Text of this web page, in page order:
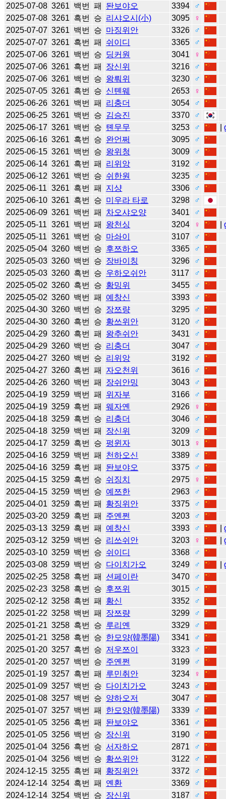
2025-07-08 3261 백번 패 돤보야오 3394
♂
2025-07-08 3261 흑번 승 리샤오시(小) 3095
♀
2025-07-07 3261 백번 승 마징위안 3326
♂
2025-07-07 3261 흑번 패 쉬이디 3365
♂
2025-07-06 3261 백번 승 딩커원 3041
♀
2025-07-06 3261 흑번 패 장신위 3216
♂
2025-07-06 3261 백번 승 왕뤄위 3230
♂
2025-07-05 3261 흑번 승 신톈웨 2653
♀
2025-06-26 3261 백번 패 리충더 3054
♂
2025-06-25 3261 백번 승 김승진 3370
♂
2025-06-17 3261 백번 승 톈무무 3253 ♂ |
2025-06-16 3261 흑번 승 완언쩌 3095
♂
2025-06-15 3261 백번 승 왕위청 3009
♂
2025-06-14 3261 흑번 패 리위앙 3192
♂
2025-06-12 3261 백번 승 쉬한원 3235
♂
2025-06-11 3261 흑번 패 지샹 3306
♂
2025-06-10 3261 흑번 승 미우라 타로 3298
♂
2025-06-09 3261 백번 패 차오샤오양 3401
♂
2025-05-11 3261 백번 패 왕천싱 3204 ♀ |
2025-05-11 3261 백번 승 마솨이 3107
♂
2025-05-04 3260 백번 승 후쯔하오 3365
♂
2025-05-03 3260 백번 승 장바이칭 3296
♂
2025-05-03 3260 흑번 승 우하오쉬안 3117
♂
2025-05-02 3260 흑번 승 황밍위 3455
♂
2025-05-02 3260 백번 패 예창신 3393
♂
2025-04-30 3260 백번 승 장쯔량 3295
♂
2025-04-30 3260 흑번 승 황쓰위안 3120
♂
2025-04-29 3260 흑번 패 왕추쉬안 3431
♂
2025-04-29 3260 백번 승 리충더 3047
♂
2025-04-27 3260 백번 승 리위앙 3192
♂
2025-04-27 3260 흑번 패 자오천위 3616
♂
2025-04-26 3260 백번 패 장쉬안밍 3043
♂
2025-04-19 3259 백번 패 위자부 3166
♂
2025-04-19 3259 흑번 패 웨자옌 2926
♀
2025-04-18 3259 흑번 승 리충더 3046
♂
2025-04-18 3259 백번 패 장신위 3209
♂
2025-04-17 3259 흑번 승 펑윈자 3013
♀
2025-04-16 3259 백번 패 천하오신 3389
♂
2025-04-16 3259 흑번 패 돤보야오 3375
♂
2025-04-15 3259 흑번 승 쉬징치 2975
♀
2025-04-15 3259 백번 승 예쯔한 2963
♂
2025-04-01 3259 흑번 패 황징위안 3375
♂
2025-03-20 3259 흑번 패 주옌쩐 3203
♂
2025-03-13 3259 흑번 패 예창신 3393 ♂ |
2025-03-12 3259 백번 승 리쓰쉬안 3203 ♀ |
2025-03-10 3259 백번 승 쉬이디 3368
♂
2025-03-08 3259 백번 승 다이치가오 3249 ♂ |
2025-02-25 3258 흑번 패 션페이란 3470
♂
2025-02-23 3258 흑번 승 후쯔위 3015
♂
2025-02-12 3258 흑번 패 황신 3352
♂
2025-01-22 3258 백번 패 장쯔량 3299
♂
2025-01-21 3258 흑번 승 루리옌 3329
♂
2025-01-21 3258 흑번 승 한모양(韓墨陽) 3341
♂
2025-01-20 3257 흑번 승 저우쯔이 3323
♂
2025-01-20 3257 백번 승 주옌쩐 3199
♂
2025-01-19 3257 흑번 패 루민취안 3234
♀
2025-01-09 3257 백번 승 다이치가오 3243
♂
2025-01-08 3257 백번 승 양하오저 3047
♂
2025-01-07 3257 백번 패 한모양(韓墨陽) 3339
♂
2025-01-05 3256 흑번 패 돤보야오 3361
♂
2025-01-05 3256 백번 승 장신위 3190
♂
2025-01-04 3256 흑번 승 서자하오 2871
♂
2025-01-04 3256 백번 승 황쓰위안 3122
♂
2024-12-15 3255 흑번 패 황징위안 3372
♂
2024-12-14 3254 흑번 패 옌환 3369
♂
2024-12-14 3254 백번 승 장신위 3187 ♂